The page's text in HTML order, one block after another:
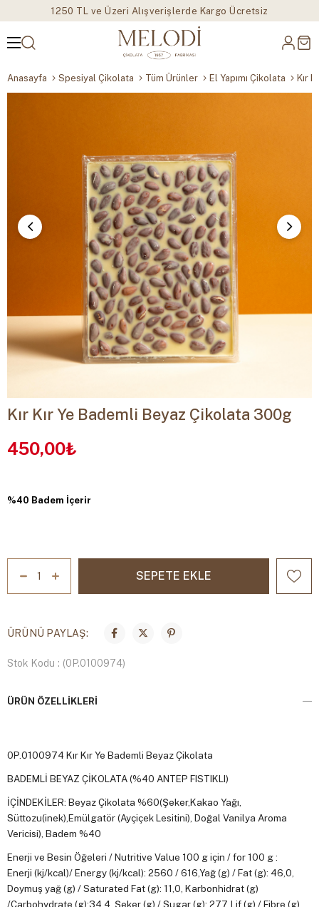
1250 TL ve Üzeri Alışverişlerde Kargo Ücretsiz
Anasayfa Spesiyal Çikolata Tüm Ürünler El Yapımı Çikolata Kır
Kır Kır Ye Bademli Beyaz Çikolata 300g
450,00₺
%40 Badem İçerir
ÜRÜNÜ PAYLAŞ:
Stok Kodu (0P.0100974)
ÜRÜN ÖZELLIKLERI
0P.0100974 Kır Kır Ye Bademli Beyaz Çikolata
BADEMLİ BEYAZ ÇİKOLATA (%40 ANTEP FISTIKLI)
İÇİNDEKİLER: Beyaz Çikolata %60(Şeker,Kakao Yağı,
Süttozu(inek),Emülgatör (Ayçiçek Lesitini), Doğal Vanilya Aroma
Vericisi), Badem %40
Enerji ve Besin Öğeleri / Nutritive Value 100 g için / for 100 g :
Enerji (kj/kcal)/ Energy (kj/kcal): 2560 / 616,Yağ (g) / Fat (g): 46,0,
Doymuş yağ (g) / Saturated Fat (g): 11,0, Karbonhidrat (g)
/Carbohydrate (g):34,4, Şeker (g) / Sugar (g): 27,7, Lif (g) / Fibre (g)